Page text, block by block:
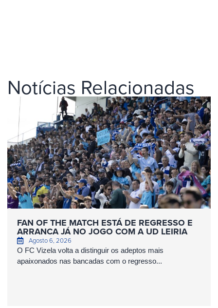
Notícias Relacionadas
FAN OF THE MATCH ESTÁ DE REGRESSO E
ARRANCA JÁ NO JOGO COM A UD LEIRIA
Agosto 6, 2026
O FC Vizela volta a distinguir os adeptos mais
apaixonados nas bancadas com o regresso...